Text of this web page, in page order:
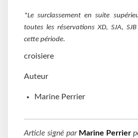
*Le surclassement en suite
toutes les réservations XD, SJA,
cette période.
croisiere
Auteur
Marine Perrier
Article signé par Marine Perrier